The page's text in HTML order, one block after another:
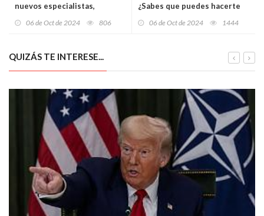
nuevos especialistas,
06 de Oct de 2024 806
¿Sabes que puedes hacerte
06 de Oct de 2024 1444
QUIZÁS TE INTERESE...